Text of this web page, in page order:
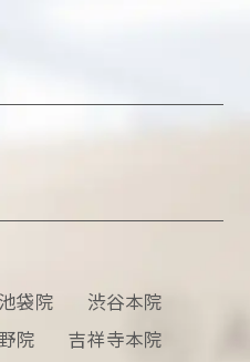
池袋院
渋谷本院
院
吉祥寺本院